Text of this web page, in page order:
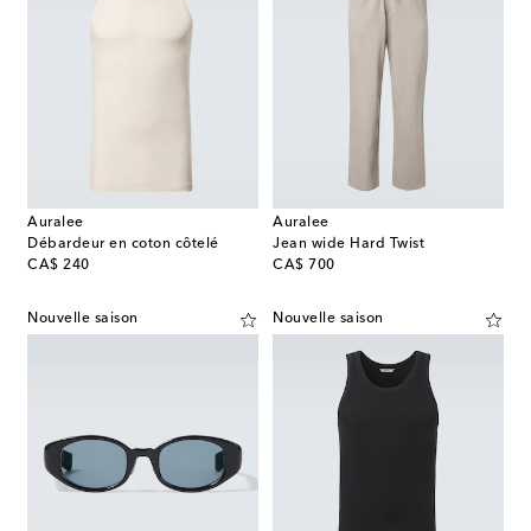
Auralee
Débardeur en coton côtelé
CA$ 240
original price
Auralee
Jean wide Hard Twist
CA$ 700
original price
Nouvelle saison Nouvelle saison